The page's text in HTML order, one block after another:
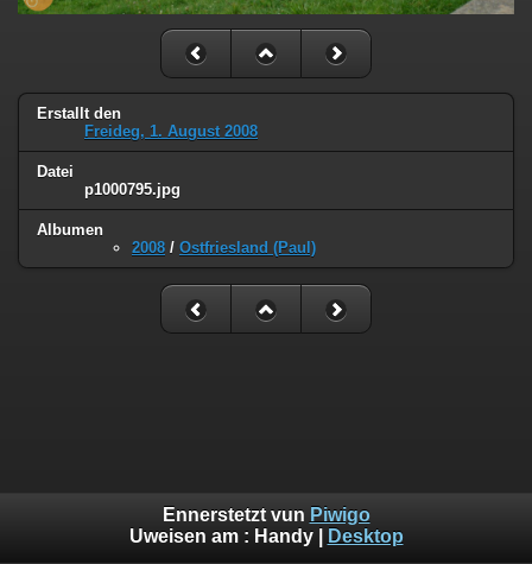
Erstallt den
Freideg, 1. August 2008
Datei
p1000795.jpg
Albumen
2008 / Ostfriesland (Paul)
Ennerstetzt vun Piwigo
Uweisen am : Handy| Desktop